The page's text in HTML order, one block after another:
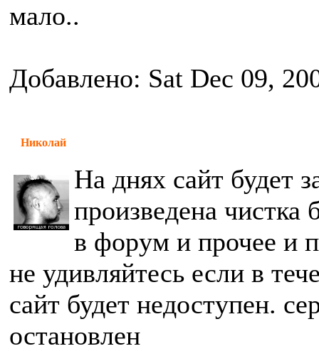
мало..
Добавлено: Sat Dec 09,
Николай
На днях сайт будет
произведена чистка
в форум и прочее и
не удивляйтесь если в
сайт будет недоступен.
остановлен